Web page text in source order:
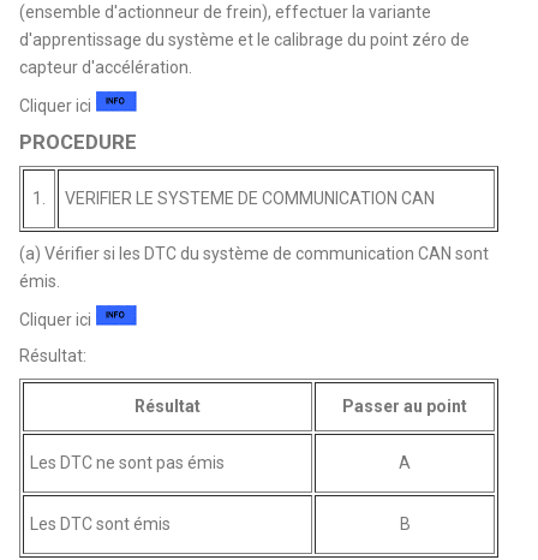
(ensemble d'actionneur de frein), effectuer la variante
d'apprentissage du système et le calibrage du point zéro de
capteur d'accélération.
Cliquer ici
PROCEDURE
1. VERIFIER LE SYSTEME DE COMMUNICATION CAN
(a) Vérifier si les DTC du système de communication CAN sont
émis.
Cliquer ici
Résultat:
Résultat Passer au point
Les DTC ne sont pas émis A
Les DTC sont émis B